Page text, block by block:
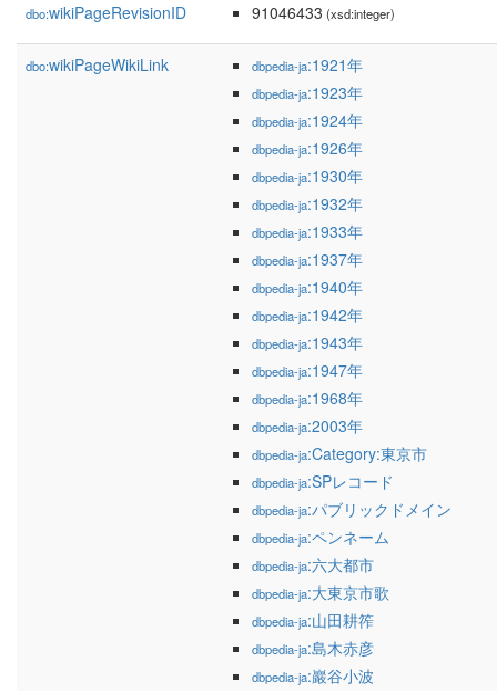
dbo:wikiPageRevisionID 91046433 (xsd:integer)
dbo:wikiPageWikiLink dbpedia-ja:1921年
dbpedia-ja:1923年
dbpedia-ja:1924年
dbpedia-ja:1926年
dbpedia-ja:1930年
dbpedia-ja:1932年
dbpedia-ja:1933年
dbpedia-ja:1937年
dbpedia-ja:1940年
dbpedia-ja:1942年
dbpedia-ja:1943年
dbpedia-ja:1947年
dbpedia-ja:1968年
dbpedia-ja:2003年
dbpedia-ja:Category:東京市
dbpedia-ja:SPレコード
dbpedia-ja:パブリックドメイン
dbpedia-ja:ペンネーム
dbpedia-ja:六大都市
dbpedia-ja:大東京市歌
dbpedia-ja:山田耕筰
dbpedia-ja:島木赤彦
dbpedia-ja:巖谷小波